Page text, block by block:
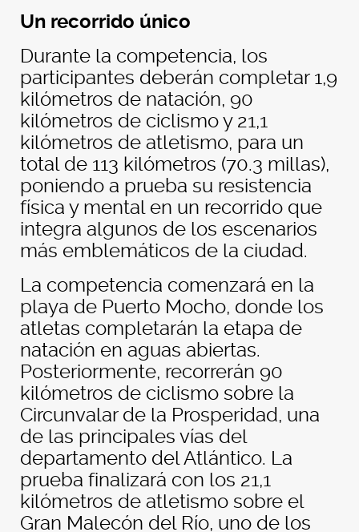
Un recorrido único
Durante la competencia, los
participantes deberán completar 1,9
kilómetros de natación, 90
kilómetros de ciclismo y 21,1
kilómetros de atletismo, para un
total de 113 kilómetros (70.3 millas),
poniendo a prueba su resistencia
física y mental en un recorrido que
integra algunos de los escenarios
más emblemáticos de la ciudad.
La competencia comenzará en la
playa de Puerto Mocho, donde los
atletas completarán la etapa de
natación en aguas abiertas.
Posteriormente, recorrerán 90
kilómetros de ciclismo sobre la
Circunvalar de la Prosperidad, una
de las principales vías del
departamento del Atlántico. La
prueba finalizará con los 21,1
kilómetros de atletismo sobre el
Gran Malecón del Río, uno de los